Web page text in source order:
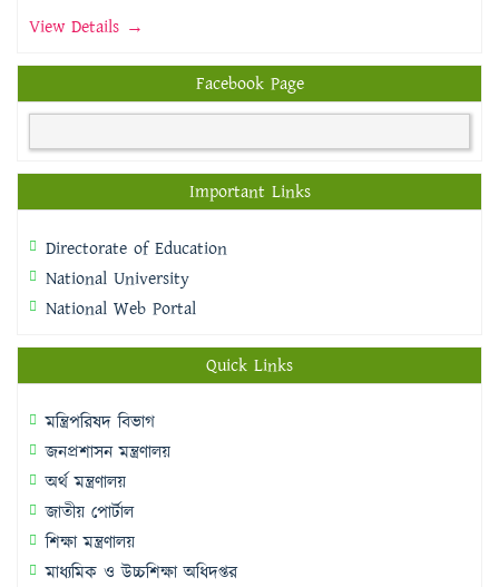
View Details →
Facebook Page
Important Links
Directorate of Education
National University
National Web Portal
Quick Links
মন্ত্রিপরিষদ বিভাগ
জনপ্রশাসন মন্ত্রণালয়
অর্থ মন্ত্রণালয়
জাতীয় পোর্টাল
শিক্ষা মন্ত্রণালয়
মাধ্যমিক ও উচ্চশিক্ষা অধিদপ্তর